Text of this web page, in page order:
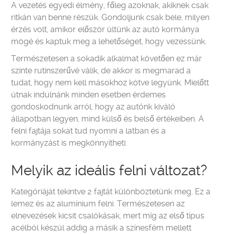
A vezetés egyedi élmény, főleg azoknak, akiknek csak
ritkán van benne részük. Gondoljunk csak bele, milyen
érzés volt, amikor először ültünk az autó kormánya
mögé és kaptuk meg a lehetőséget, hogy vezessünk.
Természetesen a sokadik alkalmat követően ez már
szinte rutinszerűvé válik, de akkor is megmarad a
tudat, hogy nem kell másokhoz kötve legyünk. Mielőtt
útnak indulnánk minden esetben érdemes
gondoskodnunk arról, hogy az autónk kiváló
állapotban legyen, mind külső és belső értékeiben. A
felni fajtája sokat tud nyomni a latban és a
kormányzást is megkönnyítheti.
Melyik az ideális felni változat?
Kategóriáját tekintve 2 fajtát különböztetünk meg. Ez a
lemez és az alumínium felni. Természetesen az
elnevezések kicsit csalókásak, mert míg az első típus
acélból készül addig a másik a színesfém mellett